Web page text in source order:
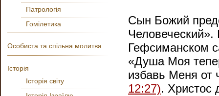
Сын Божий
Гефсиманском
«Душа Моя
избавь Меня от
12:27). Христос
Патрологія
Гомілетика
Особиста та спільна молитва
Історія
Історія світу